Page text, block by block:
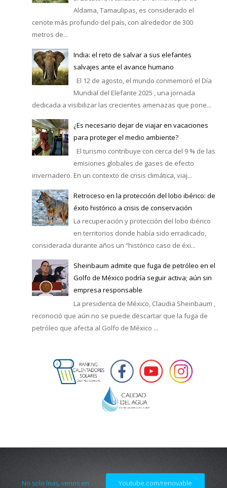
Aldama, Tamaulipas, es considerado el
cenote más profundo del país, con alrededor de 300
metros de...
India: el reto de salvar a sus elefantes
salvajes ante el avance humano
El 12 de agosto, el mundo conmemoró el Día
Mundial del Elefante 2025 , una jornada
dedicada a visibilizar las crecientes amenazas que pone...
¿Es necesario dejar de viajar en vacaciones
para proteger el medio ambiente?
El turismo contribuye con cerca del 9 % de las
emisiones globales de gases de efecto
invernadero. En un contexto de crisis climática, viaj...
Retroceso en la protección del lobo ibérico: de
éxito histórico a crisis de conservación
La recuperación y protección del lobo ibérico
en territorios donde había sido erradicado,
considerada durante años un “histórico caso de éxi...
Sheinbaum admite que fuga de petróleo en el
Golfo de México podría seguir activa; aún sin
empresa responsable
La presidenta de México, Claudia Sheinbaum ,
reconoció que aún no se puede descartar que la fuga de
petróleo que afecta al Golfo de México ...
No solo leas, venos en Youtube.com/renovable